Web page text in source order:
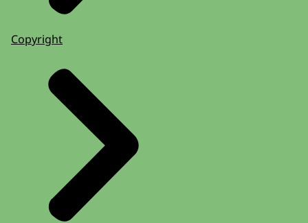
Copyright